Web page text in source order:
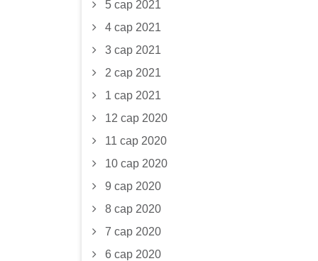
5 сар 2021
4 сар 2021
3 сар 2021
2 сар 2021
1 сар 2021
12 сар 2020
11 сар 2020
10 сар 2020
9 сар 2020
8 сар 2020
7 сар 2020
6 сар 2020